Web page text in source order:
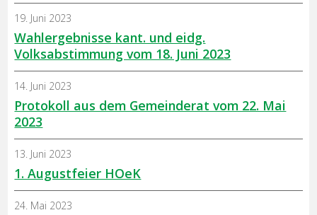
Wahlergebnisse kant. und eidg.
Volksabstimmung vom 18. Juni 2023
19. Juni 2023
Protokoll aus dem Gemeinderat vom 22. Mai
2023
14. Juni 2023
1. Augustfeier HOeK
13. Juni 2023
24. Mai 2023